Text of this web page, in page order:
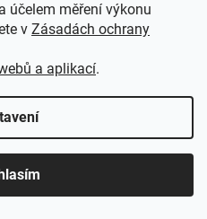
účelem měření výkonu
v Zásadách ochrany
a aplikací.
DO KOŠÍKU
oblíbeným motivem je